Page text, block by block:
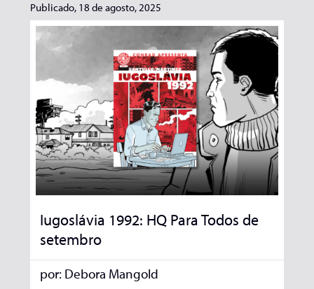
Publicado, 18 de agosto, 2025
Iugoslávia 1992: HQ Para Todos de
setembro
por: Debora Mangold